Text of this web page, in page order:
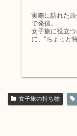
実際に訪れた
で発信。
女子旅に役立
に、“ちょっと
女子旅の持ち物